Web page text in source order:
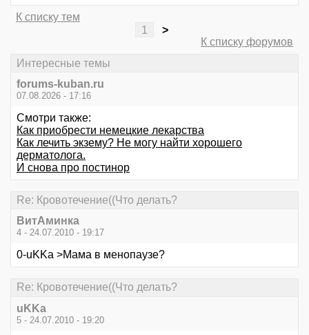
К списку тем
1
>
К списку форумов
Интересные темы
forums-kuban.ru
07.08.2026 - 17:16
Смотри также:
Как приобрести немецкие лекарства
Как лечить экзему? Не могу найти хорошего
дерматолога.
И снова про постинор
Re: Кровотечение((Что делать?
ВитАминка
4 - 24.07.2010 - 19:17
0-uKKa >Мама в менопаузе?
Re: Кровотечение((Что делать?
uKKa
5 - 24.07.2010 - 19:20